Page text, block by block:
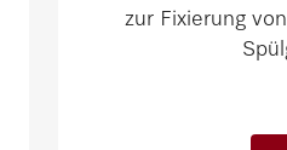
zur Fixierung